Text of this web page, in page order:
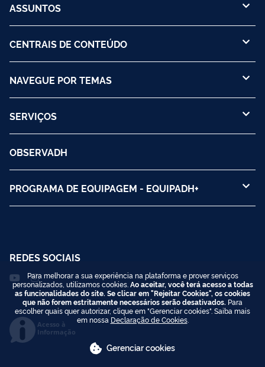
ASSUNTOS
CENTRAIS DE CONTEÚDO
NAVEGUE POR TEMAS
SERVIÇOS
OBSERVADH
PROGRAMA DE EQUIPAGEM - EQUIPADH+
REDES SOCIAIS
Acesso à
Informação
Para melhorar a sua experiência na plataforma e prover serviços
personalizados, utilizamos cookies. Ao aceitar, você terá acesso a todas
as funcionalidades do site. Se clicar em "Rejeitar Cookies", os cookies
que não forem estritamente necessários serão desativados. Para
escolher quais quer autorizar, clique em "Gerenciar cookies". Saiba mais
em nossa Declaração de Cookies.
Gerenciar cookies